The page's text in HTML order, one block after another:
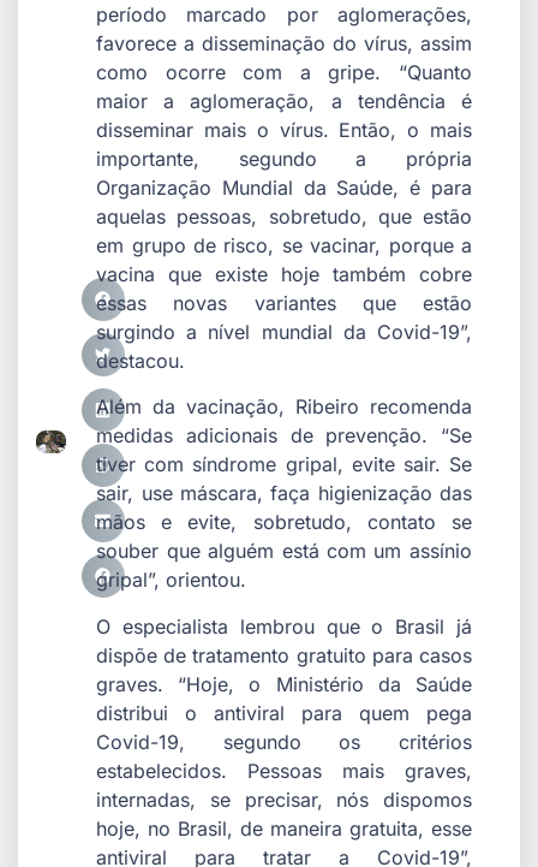
período marcado por aglomerações,
favorece a disseminação do vírus, assim
como ocorre com a gripe. “Quanto
maior a aglomeração, a tendência é
disseminar mais o vírus. Então, o mais
importante, segundo a própria
Organização Mundial da Saúde, é para
aquelas pessoas, sobretudo, que estão
em grupo de risco, se vacinar, porque a
vacina que existe hoje também cobre
essas novas variantes que estão
surgindo a nível mundial da Covid-19”,
destacou.
Além da vacinação, Ribeiro recomenda
medidas adicionais de prevenção. “Se
tiver com síndrome gripal, evite sair. Se
sair, use máscara, faça higienização das
mãos e evite, sobretudo, contato se
souber que alguém está com um assínio
gripal”, orientou.
O especialista lembrou que o Brasil já
dispõe de tratamento gratuito para casos
graves. “Hoje, o Ministério da Saúde
distribui o antiviral para quem pega
Covid-19, segundo os critérios
estabelecidos. Pessoas mais graves,
internadas, se precisar, nós dispomos
hoje, no Brasil, de maneira gratuita, esse
antiviral para tratar a Covid-19”,